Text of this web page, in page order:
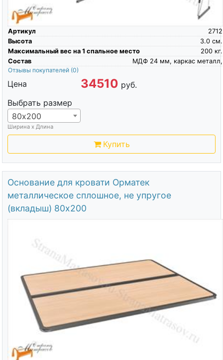
Артикул
2712
Высота
см.
3.0
Максимальный вес на 1 спальное место
кг.
200
Состав
МДФ 24 мм, каркас металл,
Отзывы покупателей (0)
Цена 34510 руб.
Выбрать размер
80х200
Ширина х Длина
Купить
Основание для кровати Орматек
металлическое сплошное, не упругое
(вкладыш) 80х200